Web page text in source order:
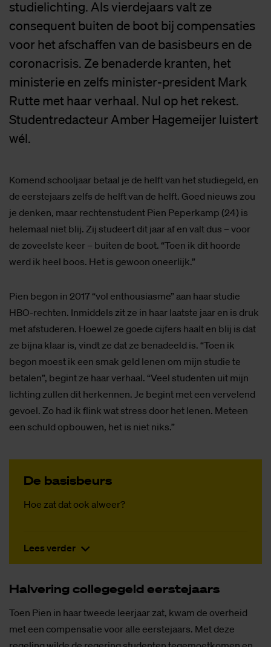
studielichting. Als vierdejaars valt ze
consequent buiten de boot bij compensaties
voor het afschaffen van de basisbeurs en de
coronacrisis. Ze benaderde kranten, het
ministerie en zelfs minister-president Mark
Rutte met haar verhaal. Nul op het rekest.
Studentredacteur Amber Hagemeijer luistert
wél.
Komend schooljaar betaal je de helft van het studiegeld, en
de eerstejaars zelfs de helft van de helft. Goed nieuws zou
je denken, maar rechtenstudent Pien Peperkamp (24) is
helemaal niet blij. Zij studeert dit jaar af en valt dus – voor
de zoveelste keer – buiten de boot. “Toen ik dit hoorde
werd ik heel boos. Het is gewoon oneerlijk.”
Pien begon in 2017 “vol enthousiasme” aan haar studie
HBO-rechten. Inmiddels zit ze in haar laatste jaar en is druk
met afstuderen. Hoewel ze goede cijfers haalt en blij is dat
ze bijna klaar is, vindt ze dat ze benadeeld is. “Toen ik
begon moest ik een smak geld lenen om mijn studie te
betalen”, begint ze haar verhaal. “Veel studenten uit mijn
lichting zullen dit herkennen. Je begint met een vervelend
gevoel. Zo had ik flink wat stress door het lenen. Meteen
een schuld opbouwen, het is niet niks.”
De ba­sis­beurs
Hoe zat dat ook alweer?
Lees verder
Hal­ve­ring col­le­ge­geld eer­ste­jaars
Toen Pien in haar tweede leerjaar zat, kwam de overheid
met een compensatie voor alle eerstejaars. Met deze